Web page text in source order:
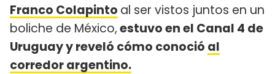
Franco Colapinto al ser vistos juntos en un
boliche de México,estuvo en el Canal 4 de
Uruguay y reveló cómo conoció al
corredor argentino.